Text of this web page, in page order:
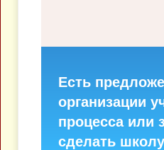
Есть
организации
процесса или
сделать